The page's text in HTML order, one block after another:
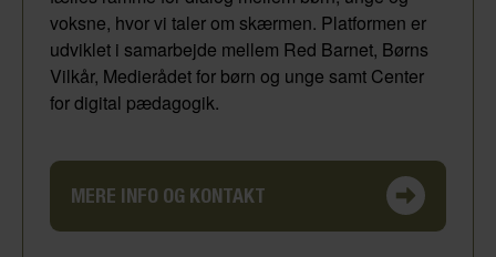
voksne, hvor vi taler om skærmen. Platformen er
udviklet i samarbejde mellem Red Barnet, Børns
Vilkår, Medierådet for børn og unge samt Center
for digital pædagogik.
MERE INFO OG KONTAKT